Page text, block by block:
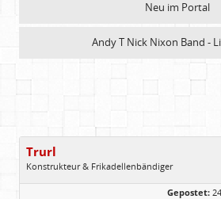
Neu im Portal
Andy T Nick Nixon Band -
Trurl
Konstrukteur & Frikadellenbändiger
Geschlecht:
Gepostet: